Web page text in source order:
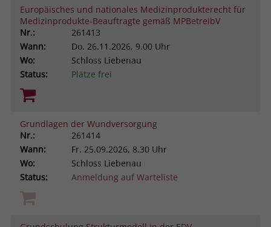
Europäisches und nationales Medizinprodukterecht für
Medizinprodukte-Beauftragte gemäß MPBetreibV
Nr.:
261413
Wann:
Do. 26.11.2026, 9.00 Uhr
Wo:
Schloss Liebenau
Status:
Plätze frei
Grundlagen der Wundversorgung
Nr.:
261414
Wann:
Fr. 25.09.2026, 8.30 Uhr
Wo:
Schloss Liebenau
Status:
Anmeldung auf Warteliste